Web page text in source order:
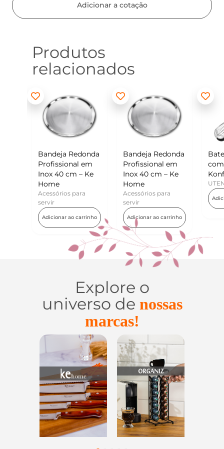
Adicionar a cotação
Produtos
relacionados
Bandeja Redonda
Profissional em
Inox 40 cm – Ke
Home
Acessórios para
Adicionar ao carrinho
Batedor de Ovos
com Raspador –
Konfektt
UTENSÍLIOS
Adicionar ao carrinho
Explore o
universo de nossas
marcas!
Utensílios do
Lar
Casa e
Organização